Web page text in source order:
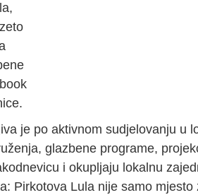
je po aktivnom sudjelovanju u
glazbene programe,
i okupljaju lokalnu
Pirkotova Lula nije samo mjesto